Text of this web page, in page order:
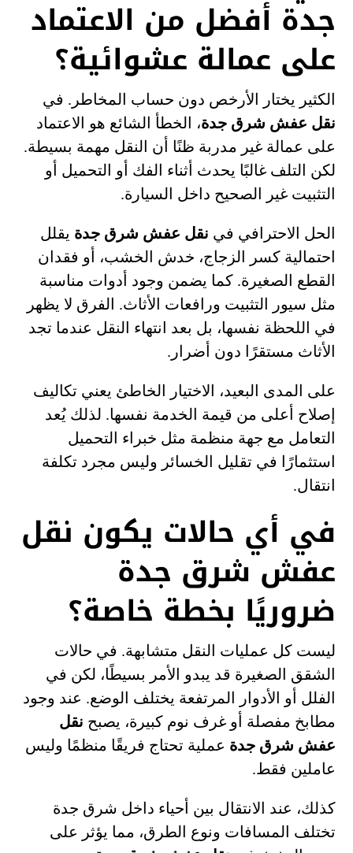
جدة أفضل من الاعتماد
على عمالة عشوائية؟
الكثير يختار الأرخص دون حساب المخاطر. في
نقل عفش شرق جدة، الخطأ الشائع هو الاعتماد
على عمالة غير مدربة ظنًا أن النقل مهمة بسيطة.
لكن التلف غالبًا يحدث أثناء الفك أو التحميل أو
التثبيت غير الصحيح داخل السيارة.
الحل الاحترافي في نقل عفش شرق جدة يقلل
احتمالية كسر الزجاج، خدش الخشب، أو فقدان
القطع الصغيرة. كما يضمن وجود أدوات مناسبة
مثل سيور التثبيت ورافعات الأثاث. الفرق لا يظهر
في اللحظة نفسها، بل بعد انتهاء النقل عندما تجد
الأثاث مستقرًا دون أضرار.
على المدى البعيد، الاختيار الخاطئ يعني تكاليف
إصلاح أعلى من قيمة الخدمة نفسها. لذلك يُعد
التعامل مع جهة منظمة مثل خبراء التحميل
استثمارًا في تقليل الخسائر وليس مجرد تكلفة
انتقال.
في أي حالات يكون نقل
عفش شرق جدة
ضروريًا بخطة خاصة؟
ليست كل عمليات النقل متشابهة. في حالات
الشقق الصغيرة قد يبدو الأمر بسيطًا، لكن في
الفلل أو الأدوار المرتفعة يختلف الوضع. عند وجود
مطابخ مفصلة أو غرف نوم كبيرة، يصبح نقل
عفش شرق جدة عملية تحتاج فريقًا منظمًا وليس
عاملين فقط.
كذلك، عند الانتقال بين أحياء داخل شرق جدة
تختلف المسافات ونوع الطرق، مما يؤثر على